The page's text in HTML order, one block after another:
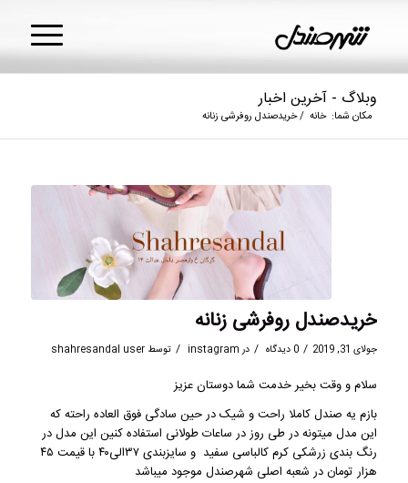
وبلاگ - آخرین اخبار
مکان شما: خانه /خریدصندل روفرشی زنانه
خریدصندل روفرشی زنانه
جولای 31, 2019 / 0 دیدگاه / در instagram
/ توسط shahresandal user
سلام و وقت بخیر خدمت شما دوستان عزیز
بازم یه صندل کاملا راحت و شیکدر حین سادگی فوق العاده راحته که
این مدل میتونه در طی روز در ساعات طولانی استفاده کنین این مدل در
رنگ بندی زرشکی کرم کالباسی سفید و سایزبندی ۳۷الی۴۰ با قیمت ۴۵
هزار تومان در شعبه اصلی شهرصندل موجود میباشد